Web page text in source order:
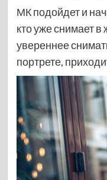
МК подойдет и
кто уже снимает в
увереннее
портрете,